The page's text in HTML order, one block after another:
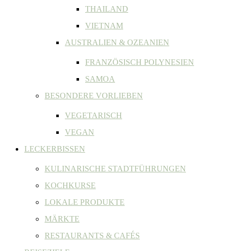
THAILAND
VIETNAM
AUSTRALIEN & OZEANIEN
FRANZÖSISCH POLYNESIEN
SAMOA
BESONDERE VORLIEBEN
VEGETARISCH
VEGAN
LECKERBISSEN
KULINARISCHE STADTFÜHRUNGEN
KOCHKURSE
LOKALE PRODUKTE
MÄRKTE
RESTAURANTS & CAFÉS